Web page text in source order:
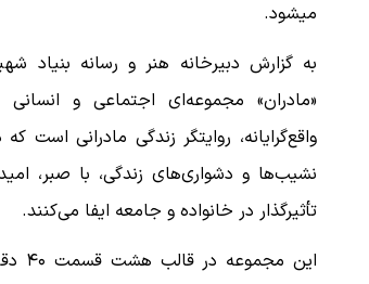
میشود.
به گزارش دبیرخانه هنر و رسانه بنیاد
«مادران» مجموعه‌ای اجتماعی و
واقع‌گرایانه، روایتگر زندگی مادرانی است
نشیب‌ها و دشواری‌های زندگی، با صبر،
تأثیرگذار در خانواده و جامعه ایفا می‌کنند.